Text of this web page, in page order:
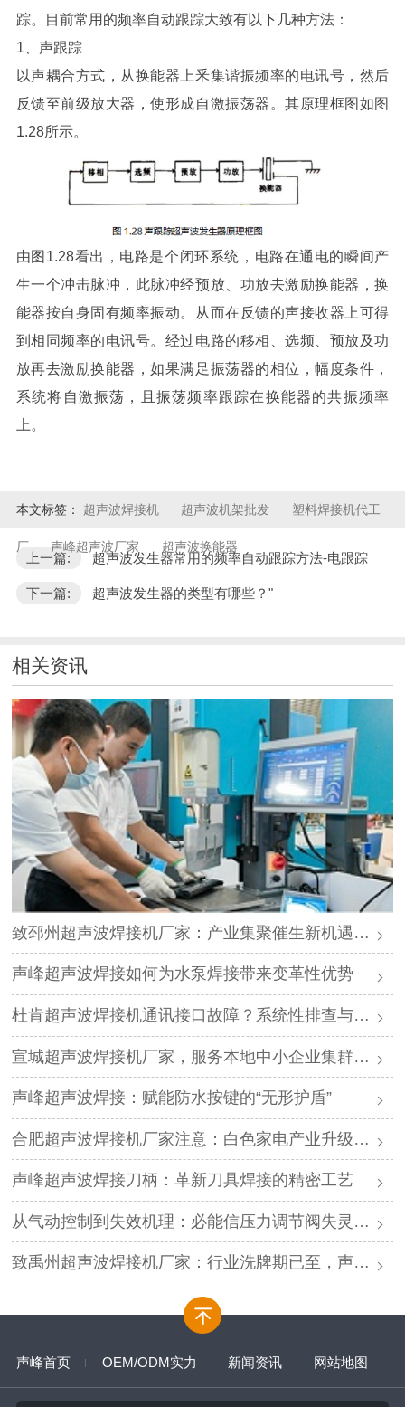
踪。目前常用的频率自动跟踪大致有以下几种方法：
1、声跟踪
以声耦合方式，从换能器上釆集谐振频率的电讯号，然后
反馈至前级放大器，使形成自激振荡器。其原理框图如图
1.28所示。
由图1.28看出，电路是个闭环系统，电路在通电的瞬间产
生一个冲击脉冲，此脉冲经预放、功放去激励换能器，换
能器按自身固有频率振动。从而在反馈的声接收器上可得
到相同频率的电讯号。经过电路的移相、选频、预放及功
放再去激励换能器，如果满足振荡器的相位，幅度条件，
系统将自激振荡，且振荡频率跟踪在换能器的共振频率
上。
本文标签： 超声波焊接机 超声波机架批发 塑料焊接机代工
厂 声峰超声波厂家 超声波换能器
上一篇: 超声波发生器常用的频率自动跟踪方法-电跟踪
下一篇: 超声波发生器的类型有哪些？"
相关资讯
致邳州超声波焊接机厂家：产业集聚催生新机遇，声峰源头工厂邀您抱团发展
声峰超声波焊接如何为水泵焊接带来变革性优势
杜肯超声波焊接机通讯接口故障？系统性排查与专业解决方案
宣城超声波焊接机厂家，服务本地中小企业集群，声峰ODM贴牌助您轻装上阵
声峰超声波焊接：赋能防水按键的“无形护盾”
合肥超声波焊接机厂家注意：白色家电产业升级，声峰源头工厂诚邀加盟
声峰超声波焊接刀柄：革新刀具焊接的精密工艺
从气动控制到失效机理：必能信压力调节阀失灵的深度解析与专业修复
致禹州超声波焊接机厂家：行业洗牌期已至，声峰源头工厂邀您抱团取暖
声峰首页 OEM/ODM实力 新闻资讯 网站地图